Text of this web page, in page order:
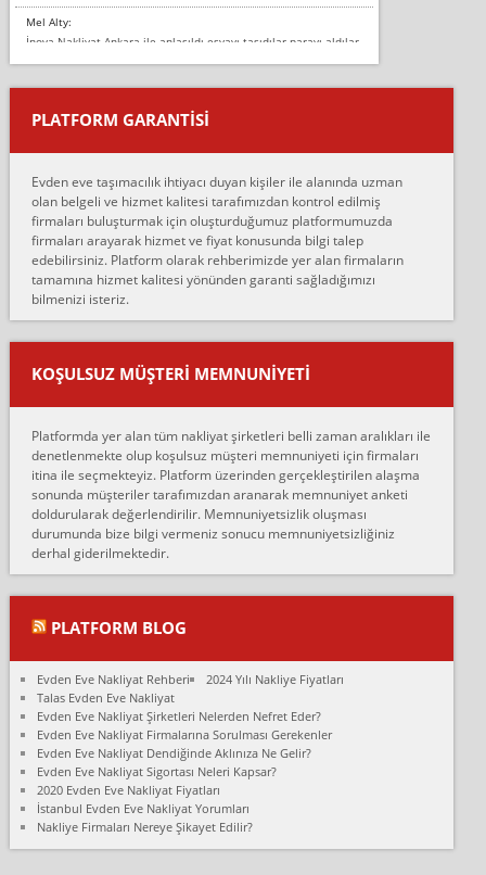
Mel Alty:
İnova Nakliyat Ankara ile anlaşıldı eşyayı taşıdılar parayı aldılar.
Salon duvarına bir baktım birisi boydan alüminyum renkli bantı
yapıştırm...
Murat:
çalıştıklarını, müş...
Ahmet:
Lüleburgaz güngünes evden eve naklyat eşyalarımı taşımak için
anlaştık sabah eve geldiklerinde de eşyalarımı düzgün şekilde
sarcaz demelerine r...
mehmet güldü:
Ankara ALİCANLAR NAKLİYAT Tutarsız ve ticari ahlak problemleri
var verdikleri fiyat teklifini arttırdılar. Sonrasında taşıma gününde
oldukça tutarsı...
Ankara Alicanlar naklyat tel 5465524025. 2600 TL'ye ankaradan
Konya ya Alicanlar naklyat la anlaştık bu şahıs evin taşınacağı gün
fiyatın mazoto gele...
Fatih kokmese:
Diyarbakır dan eşyamı getirtmek için anlaştım sözleşme yaptım.
Son anda fiyat artırdılar.. mecburiyetten tasittim.. bu kişiler ağrılı
Ali:
olduk. Asansörlü dediler sonra uraya asansör kurulmaz dediler
fark istediler. ortada asa...
Nimet:
Ben 2021 Ağustos ilk haftası Evimi taşıdım yani İstanbul'un bir
Mahallesi'nden bir başka Mahallesi'ne yani Ümraniye bölgesinde
oturuyorum önceleri ara...
Nimet Köse:
Merhaba ben 2021 Ağustos ilk haftası evimi Ümraniye'den Çok
PLATFORM GARANTİSİ
Evden eve taşımacılık ihtiyacı duyan kişiler ile alanında uzman
olan belgeli ve hizmet kalitesi tarafımızdan kontrol edilmiş
firmaları buluşturmak için oluşturduğumuz platformumuzda
firmaları arayarak hizmet ve fiyat konusunda bilgi talep
edebilirsiniz. Platform olarak rehberimizde yer alan firmaların
tamamına hizmet kalitesi yönünden garanti sağladığımızı
bilmenizi isteriz.
KOŞULSUZ MÜŞTERI MEMNUNIYETI
Platformda yer alan tüm nakliyat şirketleri belli zaman aralıkları ile
denetlenmekte olup koşulsuz müşteri memnuniyeti için firmaları
itina ile seçmekteyiz. Platform üzerinden gerçekleştirilen alaşma
sonunda müşteriler tarafımızdan aranarak memnuniyet anketi
doldurularak değerlendirilir. Memnuniyetsizlik oluşması
durumunda bize bilgi vermeniz sonucu memnuniyetsizliğiniz
derhal giderilmektedir.
PLATFORM BLOG
Evden Eve Nakliyat Rehberi
2024 Yılı Nakliye Fiyatları
Talas Evden Eve Nakliyat
Evden Eve Nakliyat Şirketleri Nelerden Nefret Eder?
Evden Eve Nakliyat Firmalarına Sorulması Gerekenler
Evden Eve Nakliyat Dendiğinde Aklınıza Ne Gelir?
Evden Eve Nakliyat Sigortası Neleri Kapsar?
2020 Evden Eve Nakliyat Fiyatları
İstanbul Evden Eve Nakliyat Yorumları
Nakliye Firmaları Nereye Şikayet Edilir?